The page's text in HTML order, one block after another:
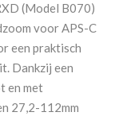
(Model B070)
voor APS-C
een praktisch
Dankzij een
en met
27,2-112mm